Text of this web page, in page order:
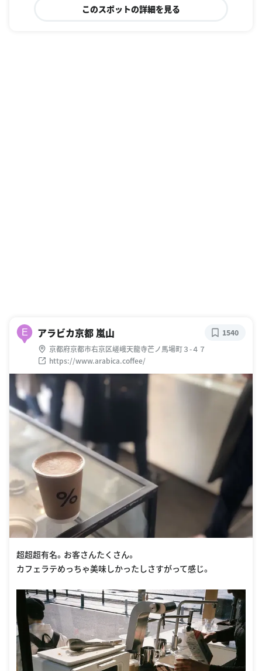
このスポットの詳細を見る
E アラビカ京都 嵐山
京都府京都市右京区嵯峨天龍寺芒ノ馬場町３-４７
https://www.arabica.coffee/
1540
超超超有名。お客さんたくさん。
カフェラテめっちゃ美味しかったしさすがって感じ。